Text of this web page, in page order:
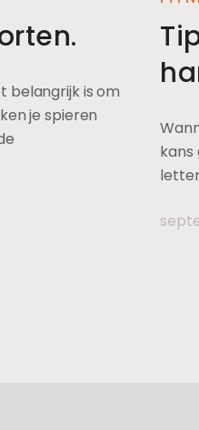
belangrijk is om
je spieren
kans